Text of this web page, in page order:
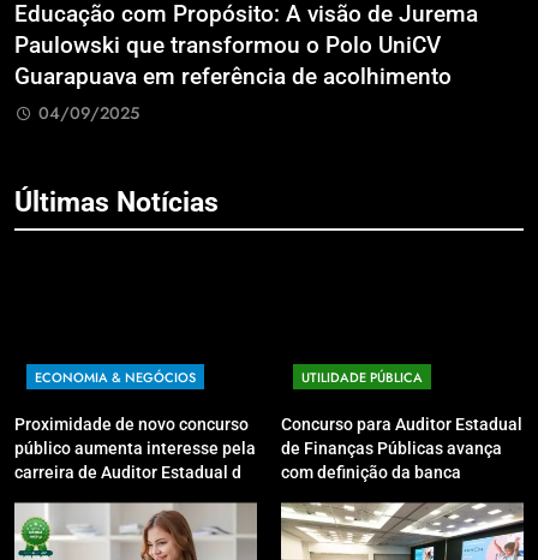
Educação com Propósito: A visão de Jurema
Paulowski que transformou o Polo UniCV
Guarapuava em referência de acolhimento
04/09/2025
Últimas Notícias
ECONOMIA & NEGÓCIOS
Proximidade de novo concurso
público aumenta interesse pela
carreira de Auditor Estadual de
Youtube irá sanar dúvidas
UTILIDADE PÚBLICA
Concurso para Auditor Estadual
de Finanças Públicas avança
com definição da banca